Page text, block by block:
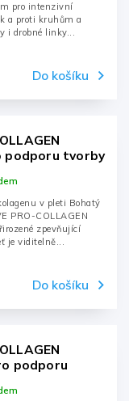
Do košíku
pro intenzivní
a proti kruhům a
i drobné linky...
podporu tvorby
Do košíku
v pleti Bohatý
PRO-COLLAGEN
zpevňující
je viditelně...
podporu